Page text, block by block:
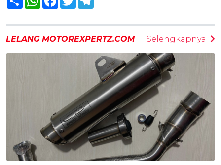
LELANG MOTOREXPERTZ.COM Selengkapnya